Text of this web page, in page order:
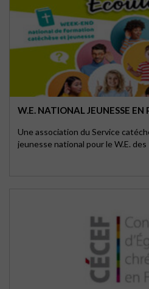
W.E. NATIONAL JEUNESSE EN
Une association du Service
jeunesse national pour le W.E.